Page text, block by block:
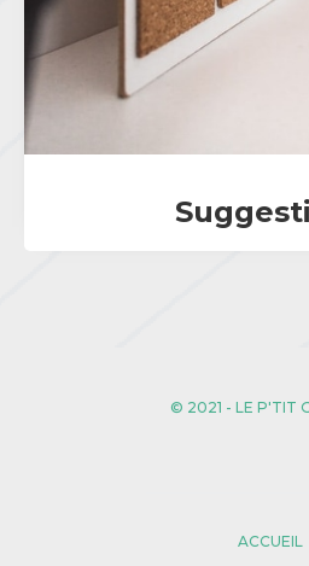
© 2021 - LE P'TIT
ACCUEIL